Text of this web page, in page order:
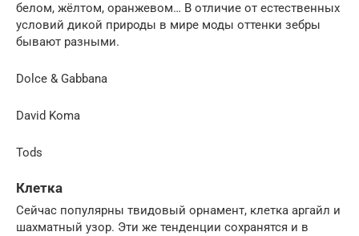
белом, жёлтом, оранжевом… В отличие от естественных
условий дикой природы в мире моды оттенки зебры
бывают разными.
Dolce & Gabbana
David Koma
Tods
Клетка
Сейчас популярны твидовый орнамент, клетка аргайл и
шахматный узор. Эти же тенденции сохранятся и в